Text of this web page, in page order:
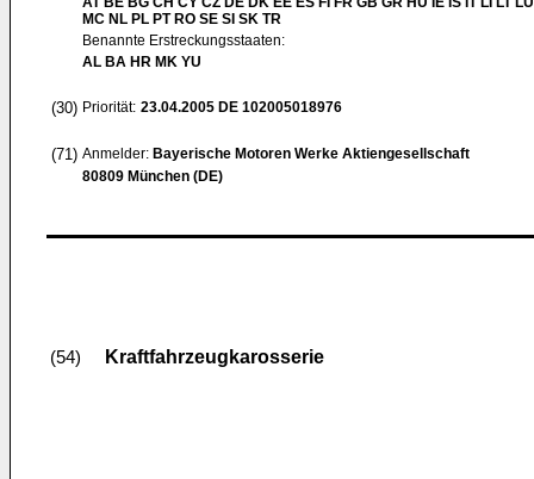
MC NL PL PT RO SE SI SK TR
Benannte Erstreckungsstaaten:
AL BA HR MK YU
(30) Priorität: 23.04.2005 DE 102005018976
(71) Anmelder: Bayerische Motoren Werke Aktiengesellschaft
80809 München (DE)
(54) Kraftfahrzeugkarosserie